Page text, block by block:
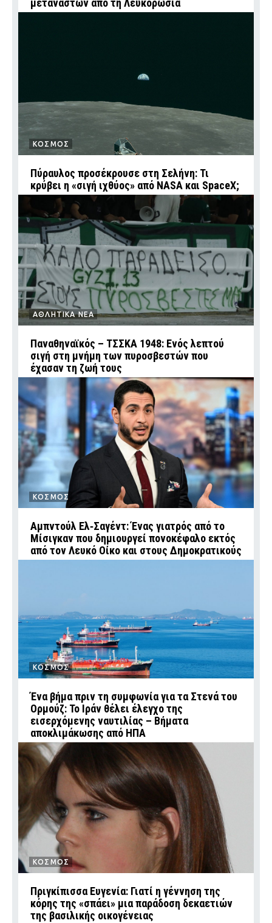
μεταναστών από τη Λευκορωσία
ΚΟΣΜΟΣ
Πύραυλος προσέκρουσε στη Σελήνη: Τι
κρύβει η «σιγή ιχθύος» από NASA και SpaceX;
ΑΘΛΗΤΙΚΑ ΝΕΑ
Παναθηναϊκός – ΤΣΣΚΑ 1948: Ενός λεπτού
σιγή στη μνήμη των πυροσβεστών που
έχασαν τη ζωή τους
ΚΟΣΜΟΣ
Αμπντούλ Ελ‑Σαγέντ: Ένας γιατρός από το
Μίσιγκαν που δημιουργεί πονοκέφαλο εκτός
από τον Λευκό Οίκο και στους Δημοκρατικούς
ΚΟΣΜΟΣ
Ένα βήμα πριν τη συμφωνία για τα Στενά του
Ορμούζ: Το Ιράν θέλει έλεγχο της
εισερχόμενης ναυτιλίας – Βήματα
αποκλιμάκωσης από ΗΠΑ
ΚΟΣΜΟΣ
Πριγκίπισσα Ευγενία: Γιατί η γέννηση της
κόρης της «σπάει» μια παράδοση δεκαετιών
της βασιλικής οικογένειας